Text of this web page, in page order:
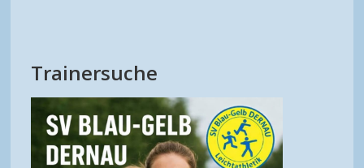
Trainersuche